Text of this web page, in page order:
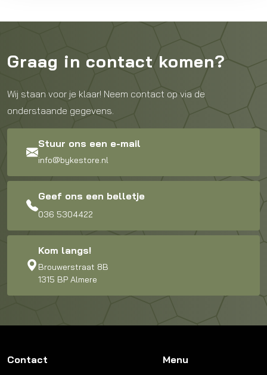
Graag in contact komen?
Wij staan voor je klaar! Neem contact op via de
onderstaande gegevens.
Stuur ons een e-mail
info@bykestore.nl
Geef ons een belletje
036 5304422
Kom langs!
Brouwerstraat 8B
1315 BP Almere
Contact Menu